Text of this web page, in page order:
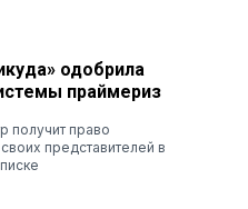
одобрила
праймериз
получит право
представителей в